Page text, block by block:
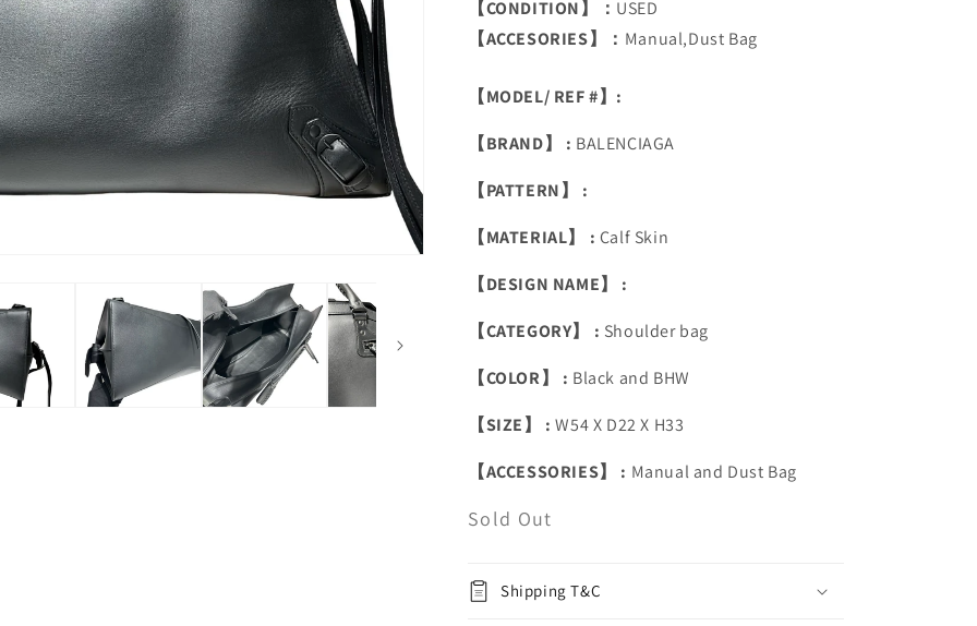
【CONDITION】： USED
【ACCESORIES】： Manual,Dust Bag
【MODEL/ REF #】:
【BRAND】 : BALENCIAGA
【PATTERN】 :
【MATERIAL】 : Calf Skin
【DESIGN NAME】 :
【CATEGORY】 : Shoulder bag
【COLOR】 : Black and BHW
【SIZE】 :W54 X D22 X H33
【ACCESSORIES】 : Manual and Dust Bag
Sold Out
Shipping T&C